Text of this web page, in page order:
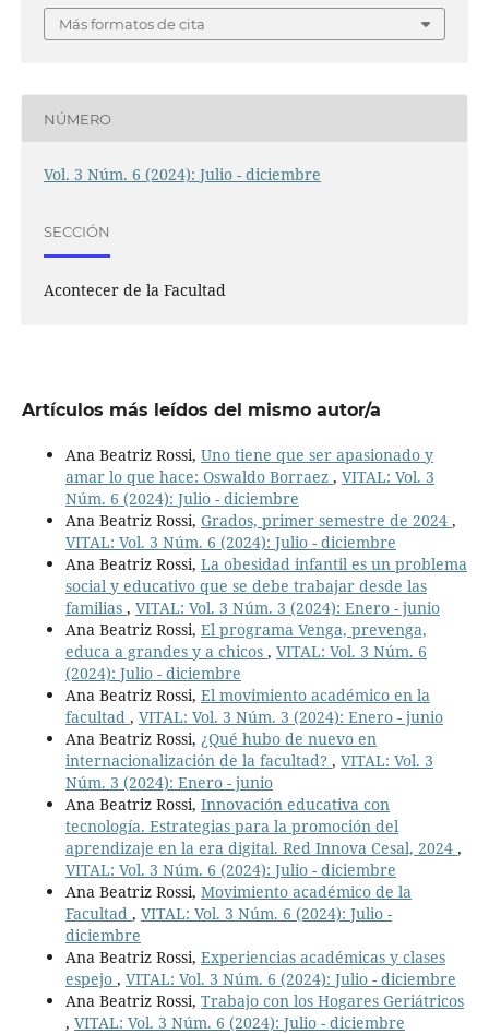
Más formatos de cita
NÚMERO
Vol. 3 Núm. 6 (2024): Julio - diciembre
SECCIÓN
Acontecer de la Facultad
Artículos más leídos del mismo autor/a
Ana Beatriz Rossi, Uno tiene que ser apasionado y
amar lo que hace: Oswaldo Borraez , VITAL: Vol. 3
Núm. 6 (2024): Julio - diciembre
Ana Beatriz Rossi, Grados, primer semestre de 2024 ,
VITAL: Vol. 3 Núm. 6 (2024): Julio - diciembre
Ana Beatriz Rossi, La obesidad infantil es un problema
social y educativo que se debe trabajar desde las
familias , VITAL: Vol. 3 Núm. 3 (2024): Enero - junio
Ana Beatriz Rossi, El programa Venga, prevenga,
educa a grandes y a chicos , VITAL: Vol. 3 Núm. 6
(2024): Julio - diciembre
Ana Beatriz Rossi, El movimiento académico en la
facultad , VITAL: Vol. 3 Núm. 3 (2024): Enero - junio
Ana Beatriz Rossi, ¿Qué hubo de nuevo en
internacionalización de la facultad? , VITAL: Vol. 3
Núm. 3 (2024): Enero - junio
Ana Beatriz Rossi, Innovación educativa con
tecnología. Estrategias para la promoción del
aprendizaje en la era digital. Red Innova Cesal, 2024 ,
VITAL: Vol. 3 Núm. 6 (2024): Julio - diciembre
Ana Beatriz Rossi, Movimiento académico de la
Facultad , VITAL: Vol. 3 Núm. 6 (2024): Julio -
diciembre
Ana Beatriz Rossi, Experiencias académicas y clases
espejo , VITAL: Vol. 3 Núm. 6 (2024): Julio - diciembre
Ana Beatriz Rossi, Trabajo con los Hogares Geriátricos
, VITAL: Vol. 3 Núm. 6 (2024): Julio - diciembre